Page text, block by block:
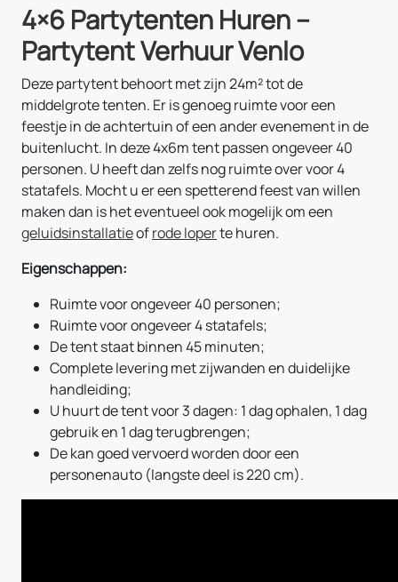
4×6 Partytenten Huren –
Partytent Verhuur Venlo
Deze partytent behoort met zijn 24m² tot de
middelgrote tenten. Er is genoeg ruimte voor een
feestje in de achtertuin of een ander evenement in de
buitenlucht. In deze 4x6m tent passen ongeveer 40
personen. U heeft dan zelfs nog ruimte over voor 4
statafels. Mocht u er een spetterend feest van willen
maken dan is het eventueel ook mogelijk om een
geluidsinstallatieofrode loperte huren.
Eigenschappen:
Ruimte voor ongeveer 40 personen;
Ruimte voor ongeveer 4 statafels;
De tent staat binnen 45 minuten;
Complete levering met zijwanden en duidelijke
handleiding;
U huurt de tent voor 3 dagen: 1 dag ophalen, 1 dag
gebruik en 1 dag terugbrengen;
De kan goed vervoerd worden door een
personenauto (langste deel is 220 cm).